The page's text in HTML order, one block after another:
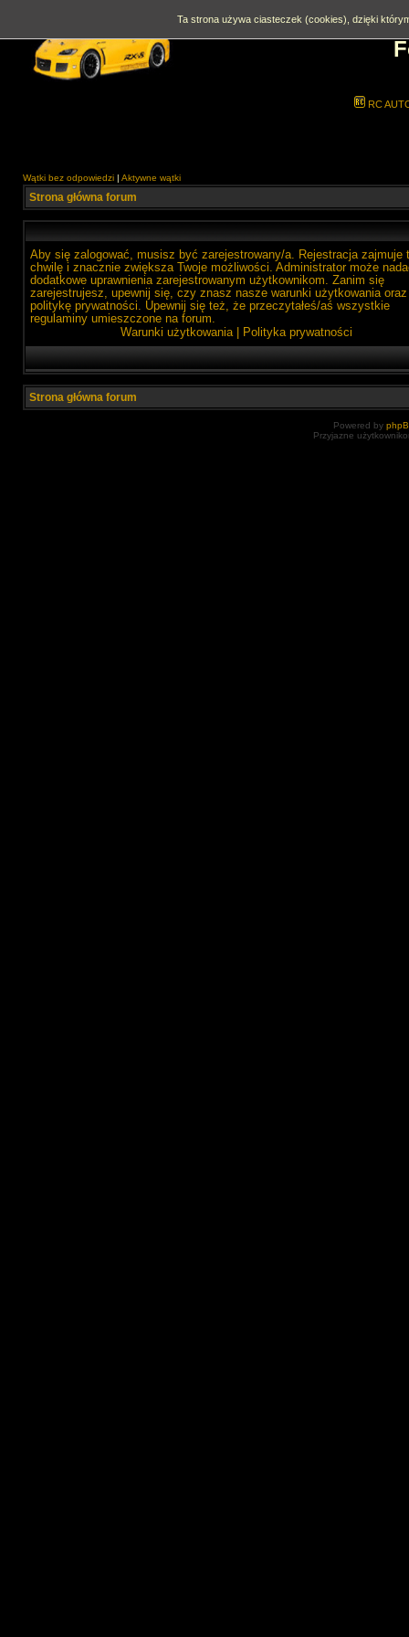
RC
Wątki bez odpowiedzi | Aktywne wątki
Strona główna forum
Aby się zalogować, musisz być zarejestrowany/a. Rejestracja zajmuje
chwilę i znacznie zwiększa Twoje możliwości. Administrator może
dodatkowe uprawnienia zarejestrowanym użytkownikom. Zanim się
zarejestrujesz, upewnij się, czy znasz nasze warunki użytkowania oraz
politykę prywatności. Upewnij się też, że przeczytałeś/aś wszystkie
regulaminy umieszczone na forum.
Warunki użytkowania| Polityka prywatności
Strona główna forum
Powered by
Przyjazne
Ta strona używa ciasteczek (cookies), dzięki